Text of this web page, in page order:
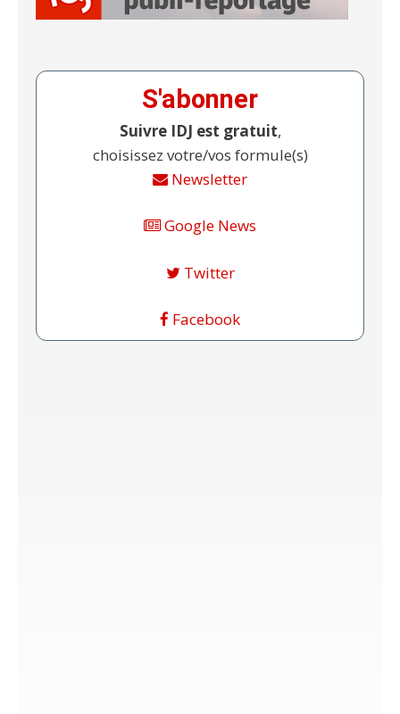
S'abonner
Suivre IDJ est gratuit,
choisissez votre/vos formule(s)
Newsletter
Google News
Twitter
Facebook